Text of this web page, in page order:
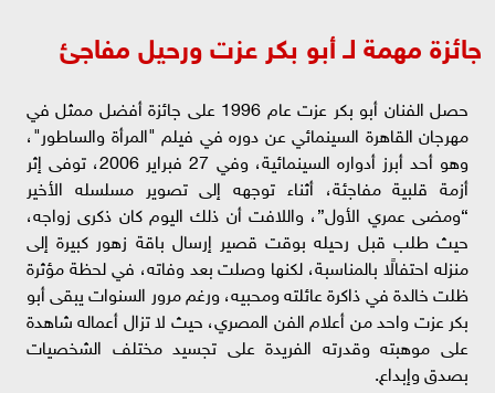
جائزة مهمة لـ أبو بكر عزت ورحيل مفاجئ
حصل الفنان أبو بكر عزت عام 1996 على جائزة أفضل ممثل في
مهرجان القاهرة السينمائي عن دوره في فيلم "المرأة والساطور"،
وهو أحد أبرز أدواره السينمائية، وفي 27 فبراير 2006، توفى إثر
أزمة قلبية مفاجئة، أثناء توجهه إلى تصوير مسلسله الأخير
“ومضى عمري الأول”، واللافت أن ذلك اليوم كان ذكرى زواجه،
حيث طلب قبل رحيله بوقت قصير إرسال باقة زهور كبيرة إلى
منزله احتفالًا بالمناسبة، لكنها وصلت بعد وفاته، في لحظة مؤثرة
ظلت خالدة في ذاكرة عائلته ومحبيه، ورغم مرور السنوات يبقى أبو
بكر عزت واحد من أعلام الفن المصري، حيث لا تزال أعماله شاهدة
على موهبته وقدرته الفريدة على تجسيد مختلف الشخصيات
بصدق وإبداع.